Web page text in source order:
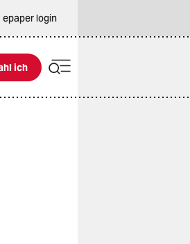
epaper login
ich